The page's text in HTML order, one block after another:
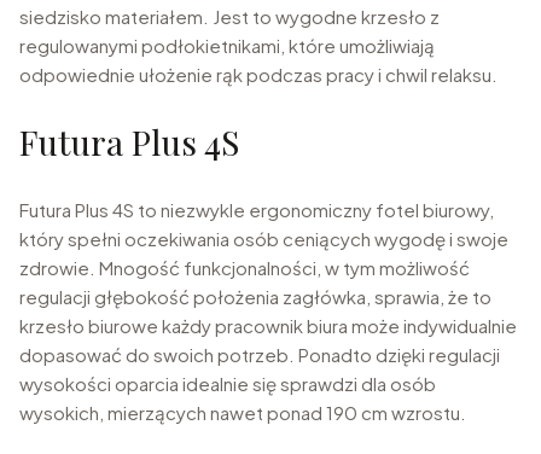
siedzisko materiałem. Jest to wygodne krzesło z
regulowanymi podłokietnikami, które umożliwiają
odpowiednie ułożenie rąk podczas pracy i chwil relaksu.
Futura Plus 4S
Futura Plus 4S to niezwykle ergonomiczny fotel biurowy,
który spełni oczekiwania osób ceniących wygodę i swoje
zdrowie. Mnogość funkcjonalności, w tym możliwość
regulacji głębokość położenia zagłówka, sprawia, że to
krzesło biurowe każdy pracownik biura może indywidualnie
dopasować do swoich potrzeb. Ponadto dzięki regulacji
wysokości oparcia idealnie się sprawdzi dla osób
wysokich, mierzących nawet ponad 190 cm wzrostu.